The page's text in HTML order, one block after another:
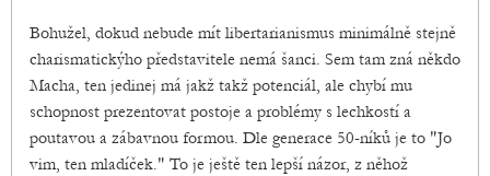
Bohužel, dokud nebude mít libertarianismus minimálně stejně
charismatickýho představitele nemá šanci. Sem tam zná někdo
Macha, ten jedinej má jakž takž potenciál, ale chybí mu
schopnost prezentovat postoje a problémy s lechkostí a
poutavou a zábavnou formou. Dle generace 50-níků je to "Jo
vim, ten mladíček." To je ještě ten lepší názor, z něhož